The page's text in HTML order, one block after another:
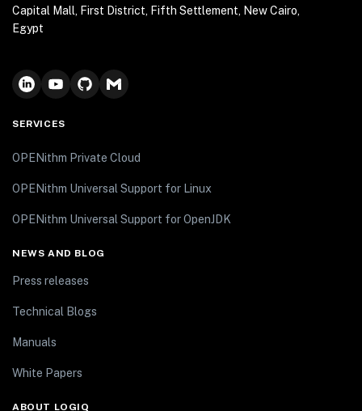
Capital Mall, First District, Fifth Settlement, New Cairo,
Egypt
SERVICES
OPENithm Private Cloud
OPENithm Universal Support for Linux
OPENithm Universal Support for OpenJDK
NEWS AND BLOG
Press releases
Technical Blogs
Manuals
White Papers
ABOUT LOGIQ